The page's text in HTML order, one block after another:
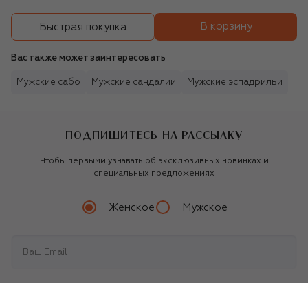
Быстрая покупка В корзину
Вас также может заинтересовать
Мужские сабо Мужские сандалии Мужские эспадрильи
ПОДПИШИТЕСЬ НА РАССЫЛКУ
Чтобы первыми узнавать об эксклюзивных новинках и
специальных предложениях
Женское Мужское